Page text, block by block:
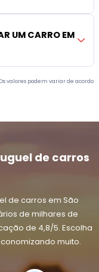
UM CARRO EM
valores podem variar de acordo
de carros
de carros em São
de milhares de
de 4,8/5. Escolha
muito.